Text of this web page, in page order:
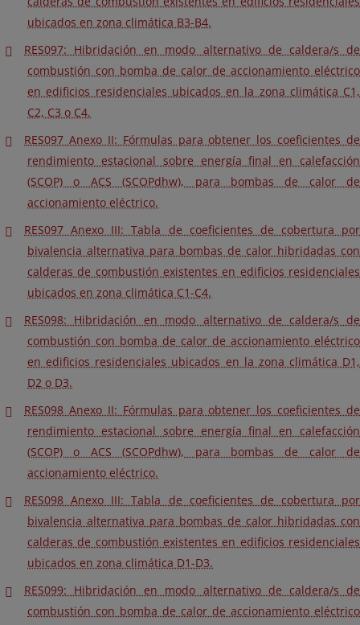
ubicados en zona climática B3-B4.
RES097: Hibridación en modo alternativo de caldera/s de
combustión con bomba de calor de accionamiento eléctrico
en edificios residenciales ubicados en la zona climática C1,
C2, C3 o C4.
RES097 Anexo II: Fórmulas para obtener los coeficientes de
rendimiento estacional sobre energía final en calefacción
(SCOP) o ACS (SCOPdhw), para bombas de calor de
accionamiento eléctrico.
RES097 Anexo III: Tabla de coeficientes de cobertura por
bivalencia alternativa para bombas de calor hibridadas con
calderas de combustión existentes en edificios residenciales
ubicados en zona climática C1-C4.
RES098: Hibridación en modo alternativo de caldera/s de
combustión con bomba de calor de accionamiento eléctrico
en edificios residenciales ubicados en la zona climática D1,
D2 o D3.
RES098 Anexo II: Fórmulas para obtener los coeficientes de
rendimiento estacional sobre energía final en calefacción
(SCOP) o ACS (SCOPdhw), para bombas de calor de
accionamiento eléctrico.
RES098 Anexo III: Tabla de coeficientes de cobertura por
bivalencia alternativa para bombas de calor hibridadas con
calderas de combustión existentes en edificios residenciales
ubicados en zona climática D1-D3.
RES099: Hibridación en modo alternativo de caldera/s de
combustión con bomba de calor de accionamiento eléctrico